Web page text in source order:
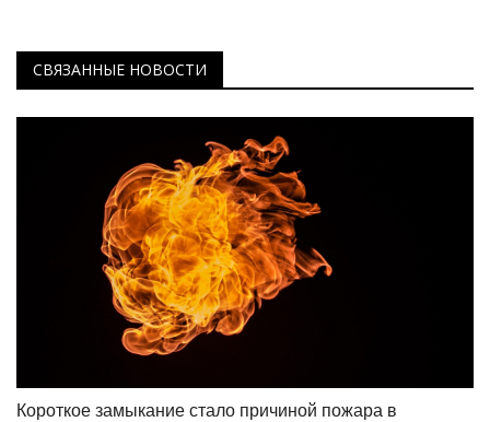
СВЯЗАННЫЕ НОВОСТИ
Короткое замыкание стало причиной пожара в